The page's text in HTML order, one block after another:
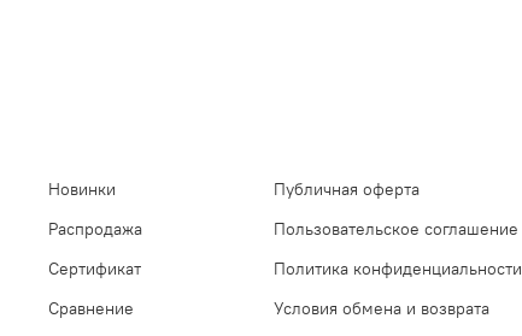
Новинки
Распродажа
Сертификат
Сравнение
Публичная оферта
Пользовательское соглашение
Политика конфиденциальности
Условия обмена и возврата